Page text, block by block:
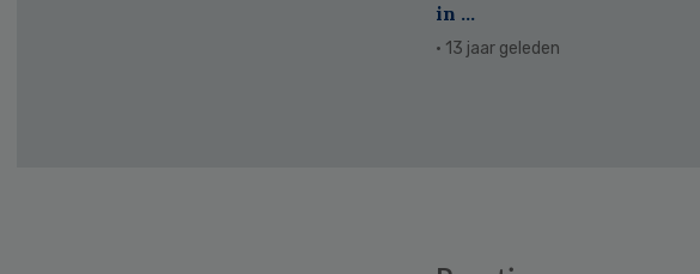
in ...
· 13 jaar geleden